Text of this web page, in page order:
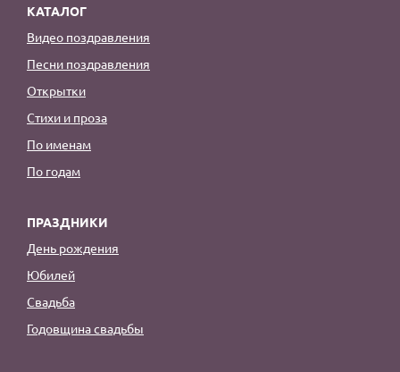
КАТАЛОГ
Видео поздравления
Песни поздравления
Открытки
Стихи и проза
По именам
По годам
ПРАЗДНИКИ
День рождения
Юбилей
Свадьба
Годовщина свадьбы